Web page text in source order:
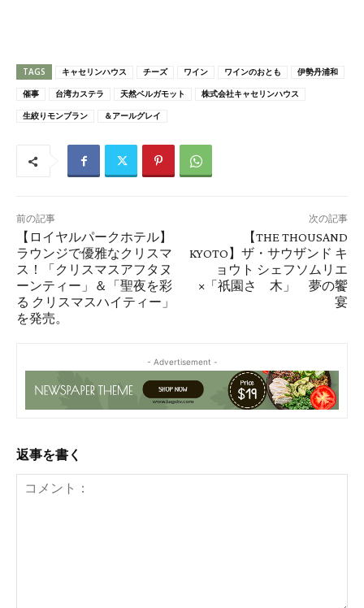
TAGS キャセリンハウス チーズ ワイン ワインのおとも 伊勢丹浦和
催事 台湾カステラ 天然ベルガモット 株式会社キャセリンハウス
生絞りモンブラン ＆アールグレイ
前の記事
【ロイヤルパークホテル】
ラウンジで優雅なクリスマ
ス！「クリスマスアフタヌ
ーンティー」＆「聖夜を彩
る クリスマスハイティー」
を発売。
次の記事
【THE THOUSAND
KYOTO】ザ・サウザンド キ
ョウト シェフソムリエ
×「祇園さゝ木」 夢の饗
宴
- Advertisement -
返事を書く